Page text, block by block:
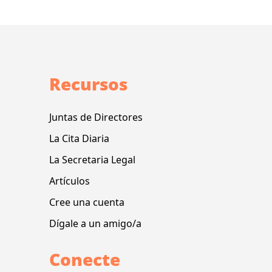
Recursos
Juntas de Directores
La Cita Diaria
La Secretaria Legal
Artículos
Cree una cuenta
Dígale a un amigo/a
Conecte